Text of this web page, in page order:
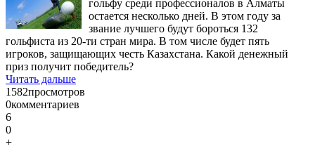
гольфу среди профессионалов в Алматы
остается несколько дней. В этом году за
звание лучшего будут бороться 132
гольфиста из 20-ти стран мира. В том числе будет пять
игроков, защищающих честь Казахстана. Какой денежный
приз получит победитель?
Читать дальше
1582просмотров
0комментариев
6
0
+